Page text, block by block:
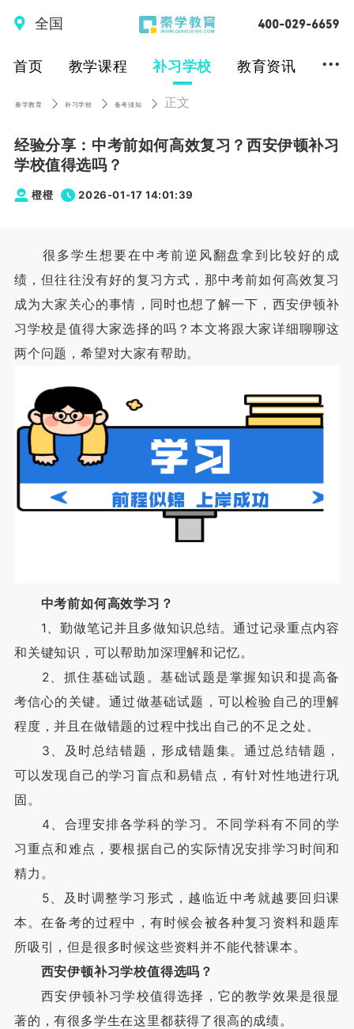
全国
首页 教学课程 补习学校 教育资讯 ...
秦学教育 补习学校 备考须知 正文
经验分享：中考前如何高效复习？西安伊顿补习
学校值得选吗？
橙橙 2026-01-17 14:01:39
很多学生想要在中考前逆风翻盘拿到比较好的成
绩，但往往没有好的复习方式，那中考前如何高效复习
成为大家关心的事情，同时也想了解一下，西安伊顿补
习学校是值得大家选择的吗？本文将跟大家详细聊聊这
两个问题，希望对大家有帮助。
中考前如何高效学习？
1、勤做笔记并且多做知识总结。通过记录重点内容
和关键知识，可以帮助加深理解和记忆。
2、抓住基础试题。基础试题是掌握知识和提高备
考信心的关键。通过做基础试题，可以检验自己的理解
程度，并且在做错题的过程中找出自己的不足之处。
3、及时总结错题，形成错题集。通过总结错题，
可以发现自己的学习盲点和易错点，有针对性地进行巩
固。
4、合理安排各学科的学习。不同学科有不同的学
习重点和难点，要根据自己的实际情况安排学习时间和
精力。
5、及时调整学习形式，越临近中考就越要回归课
本。在备考的过程中，有时候会被各种复习资料和题库
所吸引，但是很多时候这些资料并不能代替课本。
西安伊顿补习学校值得选吗？
西安伊顿补习学校值得选择，它的教学效果是很显
著的，有很多学生在这里都获得了很高的成绩。